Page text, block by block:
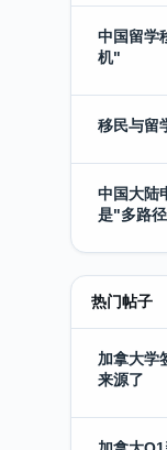
中国留学
机"
移民与留
中国大陆
是"多路
热门帖子
加拿大学
来源了